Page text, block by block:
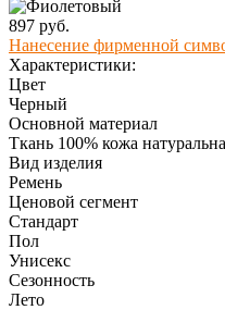
897 руб.
Нанесение фирменной
Характеристики:
Цвет
Черный
Основной материал
Ткань 100% кожа
Вид изделия
Ремень
Ценовой сегмент
Стандарт
Пол
Унисекс
Сезонность
Лето